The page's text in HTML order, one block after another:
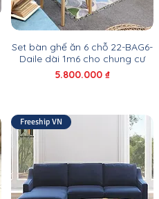
Set bàn ghế ăn 6 chỗ 22-BAG6-
Daile dài 1m6 cho chung cư
Giá
5.800.000 ₫
Freeship VN